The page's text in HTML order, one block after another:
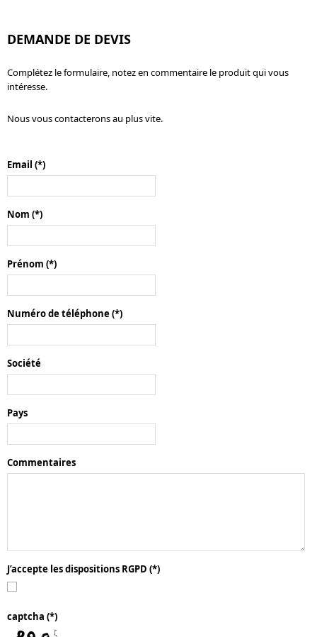
DEMANDE DE DEVIS
Complétez le formulaire, notez en commentaire le produit qui vous
intéresse.
Nous vous contacterons au plus vite.
Email (*)
Nom (*)
Prénom (*)
Numéro de téléphone(*)
Société
Pays
Commentaires
J’accepte les dispositions RGPD (*)
captcha (*)